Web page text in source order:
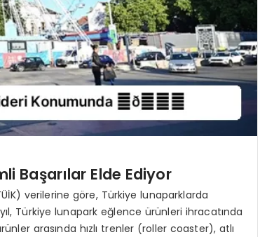
Başarılar Elde Ediyor
verilerine göre, Türkiye lunaparklarda
Türkiye lunapark eğlence ürünleri ihracatında
arasında hızlı trenler (roller coaster), atlı